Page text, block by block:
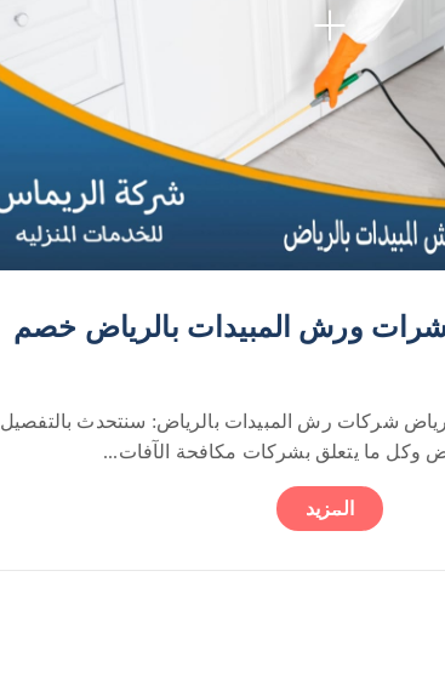
ورش المبيدات بالرياض خصم
شركات رش المبيدات بالرياض: سنتحدث بالتفصيل
وكل ما يتعلق بشركات مكافحة الآفات...
المزيد